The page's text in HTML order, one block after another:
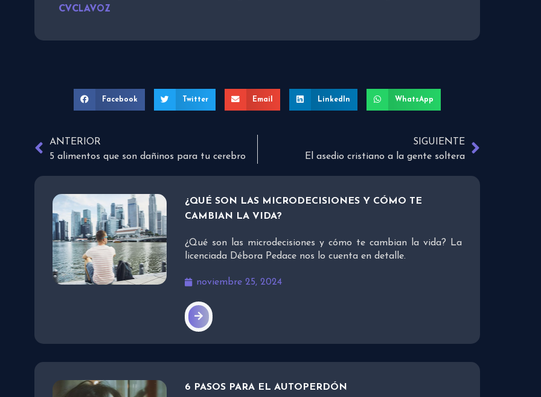
CVCLAVOZ
Facebook Twitter Email LinkedIn WhatsApp
ANTERIOR
5 alimentos que son dañinos para tu cerebro
SIGUIENTE
El asedio cristiano a la gente soltera
¿QUÉ SON LAS MICRODECISIONES Y CÓMO TE
CAMBIAN LA VIDA?
¿Qué son las microdecisiones y cómo te cambian la vida? La
licenciada Débora Pedace nos lo cuenta en detalle.
noviembre 25, 2024
6 PASOS PARA EL AUTOPERDÓN